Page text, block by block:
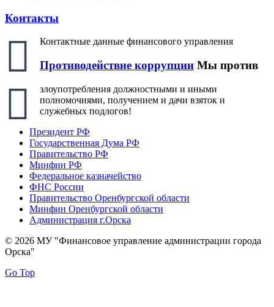
Контакты
Контактные данные финансового управления
Противодействие коррупции Мы против
злоупотребления должностными и иными
полномочиями, получением и дачи взяток и
служебных подлогов!
Президент РФ
Государственная Дума РФ
Правительство РФ
Минфин РФ
Федеральное казначейство
ФНС России
Правительство Оренбургской области
Минфин Оренбургской области
Администрация г.Орска
© 2026 МУ "Финансовое управление администрации города
Орска"
Go Top